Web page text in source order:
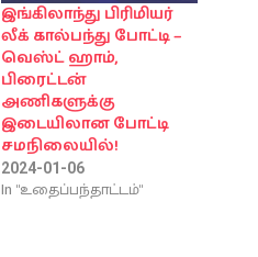
இங்கிலாந்து பிரிமியர்
லீக் கால்பந்து போட்டி –
வெஸ்ட் ஹாம்,
பிரைட்டன்
அணிகளுக்கு
இடையிலான போட்டி
சமநிலையில்!
2024-01-06
In "உதைப்பந்தாட்டம்"